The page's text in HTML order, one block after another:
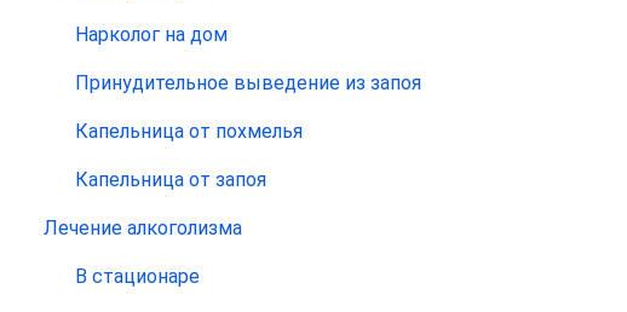
Нарколог на дом
Принудительное выведение из запоя
Капельница от похмелья
Капельница от запоя
Лечение алкоголизма
В стационаре